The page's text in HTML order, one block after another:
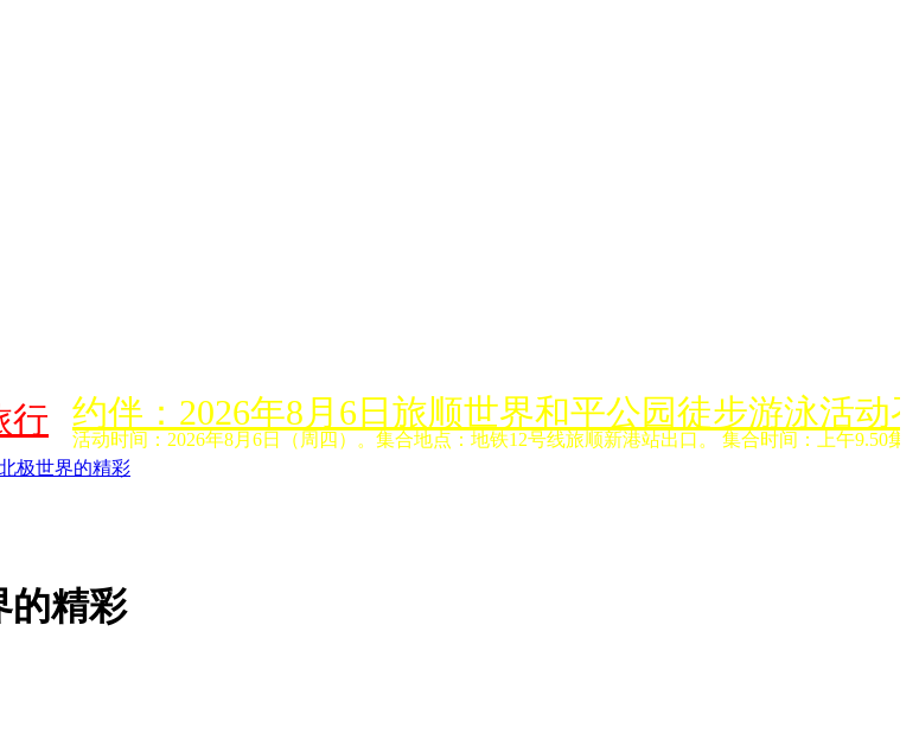
行 约伴：2026年8月6日旅顺世界和平公园徒步游泳活动
活动时间：2026年8月6日（周四）。集合地点：地铁12号线旅顺新港站出口。 集合时间：上午9.50集
极世界的精彩
精彩